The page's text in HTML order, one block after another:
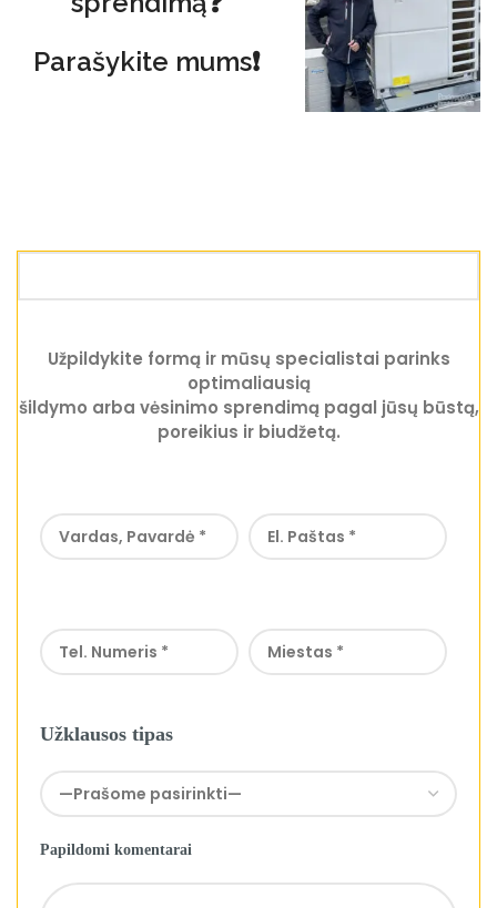
Parašykite mums❗
Užpildykite formą ir mūsų specialistai parinks
optimaliausią
šildymo arba vėsinimo sprendimą pagal jūsų būstą,
poreikius ir biudžetą.
Užklausos tipas
Papildomi komentarai